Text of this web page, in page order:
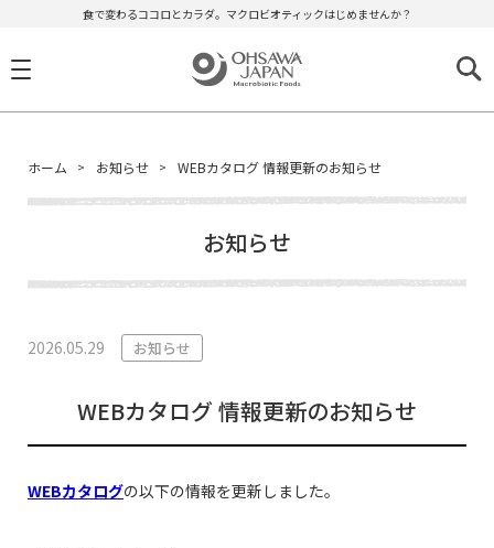
食で変わるココロとカラダ。マクロビオティックはじめませんか？
ホーム お知らせ WEBカタログ 情報更新のお知らせ
お知らせ
2026.05.29 お知らせ
WEBカタログ 情報更新のお知らせ
WEBカタログの以下の情報を更新しました。